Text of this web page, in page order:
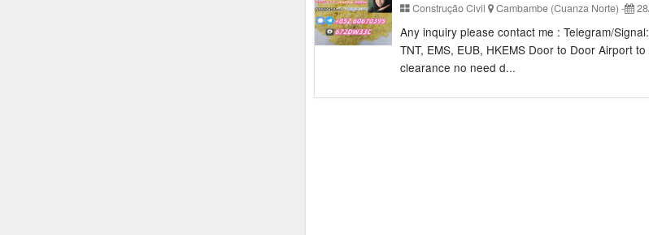
Construção Civil Cambambe (Cuanza Norte) -
Any inquiry please contact me : Telegram/
TNT, EMS, EUB, HKEMS Door to Door Airport
clearance no need d...